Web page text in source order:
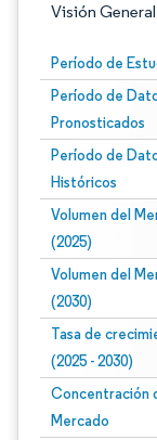
Visión
Período de
Período de
Pronosticados
Período de
Históricos
Volumen del
(2025)
Volumen del
(2030)
Tasa de
(2025 - 2030)
Concentración
Mercado